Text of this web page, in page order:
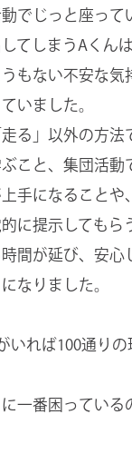
でじっと座って
てしまうAくん
もない不安な気
いました。
る」以外の方法
こと、集団活動
手になることや
に提示してもら
間が延び、安心
なりました。
いれば100通りの
に一番困っている